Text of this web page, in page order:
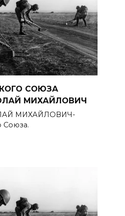
СОЮЗА
МИХАЙЛОВИЧ
МИХАЙЛОВИЧ-
Союза.